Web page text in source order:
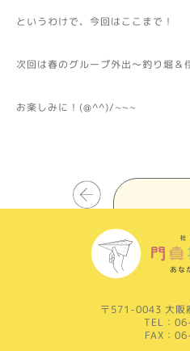
というわけで、今回はここまで！
次回は春のグループ外出～釣り堀＆
お楽しみに！(@^^)/~~~
〒571-0043 大阪
TEL：
FAX：